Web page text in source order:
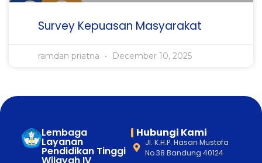
Survey Kepuasan Masyarakat
ramdan priatna December 10, 2025
Lembaga
Layanan
Pendidikan Tinggi
Wilayah IV
Hubungi Kami
Jl. K.H.P. Hasan Mustofa
No.38 Bandung 40124